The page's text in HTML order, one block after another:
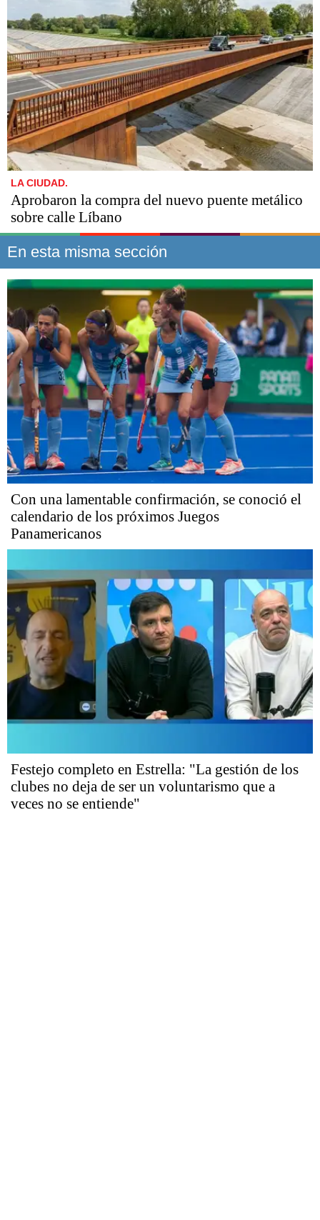
LA CIUDAD.
Aprobaron la compra del nuevo puente metálico
sobre calle Líbano
En esta misma sección
Con una lamentable confirmación, se conoció el
calendario de los próximos Juegos
Panamericanos
Festejo completo en Estrella: "La gestión de los
clubes no deja de ser un voluntarismo que a
veces no se entiende"